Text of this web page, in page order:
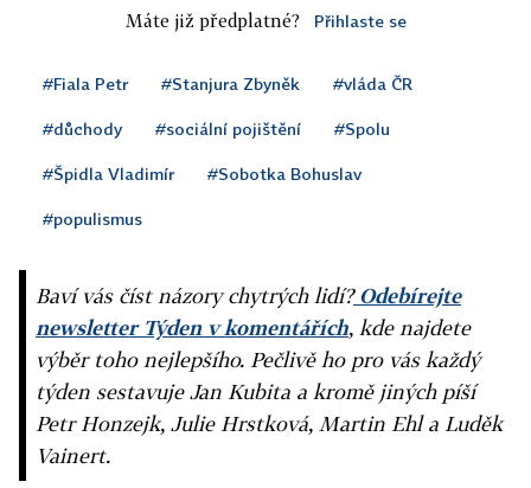
Máte již předplatné? Přihlaste se
#Fiala Petr #Stanjura Zbyněk #vláda ČR
#důchody #sociální pojištění #Spolu
#Špidla Vladimír #Sobotka Bohuslav
#populismus
Baví vás číst názory chytrých lidí?Odebírejte
newsletter Týden v komentářích, kde najdete
výběr toho nejlepšího. Pečlivě ho pro vás každý
týden sestavuje Jan Kubita a kromě jiných píší
Petr Honzejk, Julie Hrstková, Martin Ehl a Luděk
Vainert.